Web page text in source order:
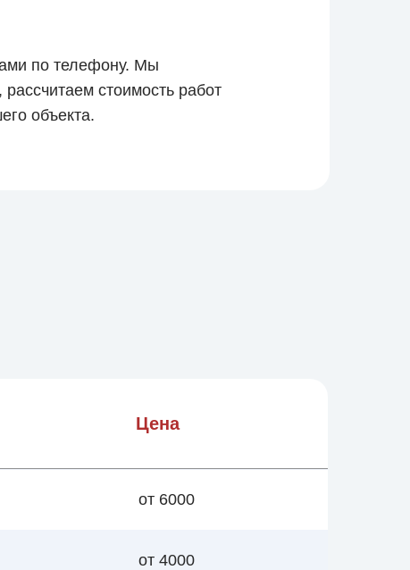
по телефону. Мы
стоимость работ
объекта.
Цена
от 6000
от 4000